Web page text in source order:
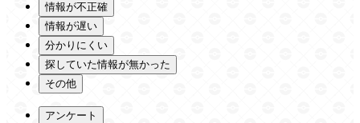
情報が不正確
情報が遅い
分かりにくい
探していた情報が無かった
その他
アンケート